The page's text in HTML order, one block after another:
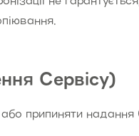
Сервісу)
припиняти надання